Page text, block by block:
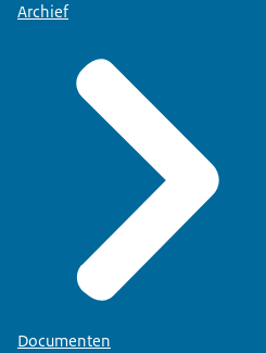
Archief
Documenten